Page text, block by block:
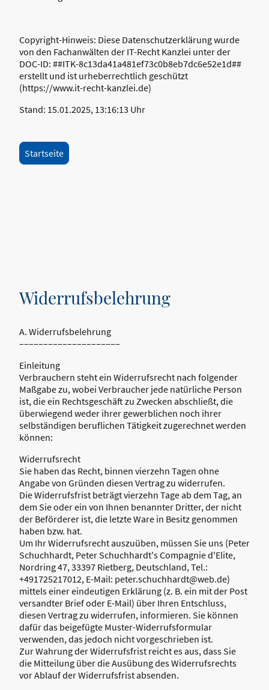
Copyright-Hinweis: Diese Datenschutzerklärung wurde
von den Fachanwälten der IT-Recht Kanzlei unter der
DOC-ID: ##ITK-8c13da41a481ef73c0b8eb7dc6e52e1d##
erstellt und ist urheberrechtlich geschützt
(https://www.it-recht-kanzlei.de)
Stand: 15.01.2025, 13:16:13 Uhr
Startseite
Widerrufsbelehrung
A. Widerrufsbelehrung
–––––––––––––––––––––
Einleitung
Verbrauchern steht ein Widerrufsrecht nach folgender
Maßgabe zu, wobei Verbraucher jede natürliche Person
ist, die ein Rechtsgeschäft zu Zwecken abschließt, die
überwiegend weder ihrer gewerblichen noch ihrer
selbständigen beruflichen Tätigkeit zugerechnet werden
können:
Widerrufsrecht
Sie haben das Recht, binnen vierzehn Tagen ohne
Angabe von Gründen diesen Vertrag zu widerrufen.
Die Widerrufsfrist beträgt vierzehn Tage ab dem Tag, an
dem Sie oder ein von Ihnen benannter Dritter, der nicht
der Beförderer ist, die letzte Ware in Besitz genommen
haben bzw. hat.
Um Ihr Widerrufsrecht auszuüben, müssen Sie uns (Peter
Schuchhardt, Peter Schuchhardt's Compagnie d'Elite,
Nordring 47, 33397 Rietberg, Deutschland, Tel.:
+491725217012, E-Mail: peter.schuchhardt@web.de)
mittels einer eindeutigen Erklärung (z. B. ein mit der Post
versandter Brief oder E-Mail) über Ihren Entschluss,
diesen Vertrag zu widerrufen, informieren. Sie können
dafür das beigefügte Muster-Widerrufsformular
verwenden, das jedoch nicht vorgeschrieben ist.
Zur Wahrung der Widerrufsfrist reicht es aus, dass Sie
die Mitteilung über die Ausübung des Widerrufsrechts
vor Ablauf der Widerrufsfrist absenden.